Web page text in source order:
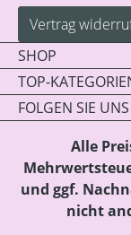
Vertrag
SHOP
TOP-
FOLGEN SIE
Alle
und ggf.
nicht